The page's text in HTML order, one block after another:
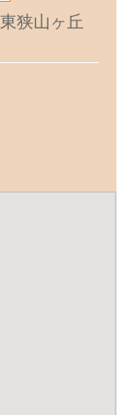
狭山ヶ丘